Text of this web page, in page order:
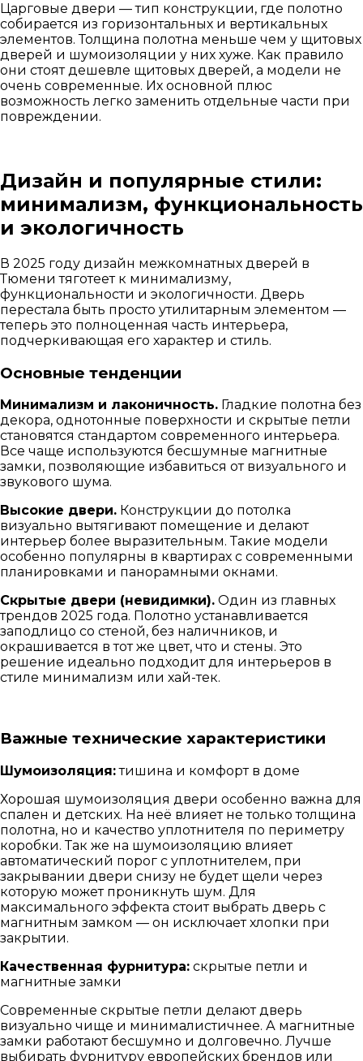
Царговые двери — тип конструкции, где полотно
собирается из горизонтальных и вертикальных
элементов. Толщина полотна меньше чем у щитовых
дверей и шумоизоляции у них хуже. Как правило
они стоят дешевле щитовых дверей, а модели не
очень современные. Их основной плюс
возможность легко заменить отдельные части при
повреждении.
Дизайн и популярные стили:
минимализм, функциональность
и экологичность
В 2025 году дизайн межкомнатных дверей в
Тюмени тяготеет к минимализму,
функциональности и экологичности. Дверь
перестала быть просто утилитарным элементом —
теперь это полноценная часть интерьера,
подчеркивающая его характер и стиль.
Основные тенденции
Минимализм и лаконичность. Гладкие полотна без
декора, однотонные поверхности и скрытые петли
становятся стандартом современного интерьера.
Все чаще используются бесшумные магнитные
замки, позволяющие избавиться от визуального и
звукового шума.
Высокие двери. Конструкции до потолка
визуально вытягивают помещение и делают
интерьер более выразительным. Такие модели
особенно популярны в квартирах с современными
планировками и панорамными окнами.
Скрытые двери (невидимки). Один из главных
трендов 2025 года. Полотно устанавливается
заподлицо со стеной, без наличников, и
окрашивается в тот же цвет, что и стены. Это
решение идеально подходит для интерьеров в
стиле минимализм или хай-тек.
Важные технические характеристики
Шумоизоляция:тишина и комфорт в доме
Хорошая шумоизоляция двери особенно важна для
спален и детских. На неё влияет не только толщина
полотна, но и качество уплотнителя по периметру
коробки. Так же на шумоизоляцию влияет
автоматический порог с уплотнителем, при
закрывании двери снизу не будет щели через
которую может проникнуть шум. Для
максимального эффекта стоит выбрать дверь с
магнитным замком — он исключает хлопки при
закрытии.
Качественная фурнитура: скрытые петли и
магнитные замки
Современные скрытые петли делают дверь
визуально чище и минималистичнее. А магнитные
замки работают бесшумно и долговечно. Лучше
выбирать фурнитуру европейских брендов или